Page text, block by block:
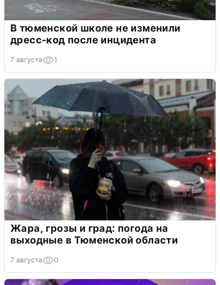
В тюменской школе не изменили
дресс-код после инцидента
7 августа 1
Жара, грозы и град: погода на
выходные в Тюменской области
7 августа 0